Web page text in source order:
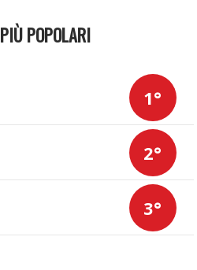
PIÙ POPOLARI
1°
2°
3°